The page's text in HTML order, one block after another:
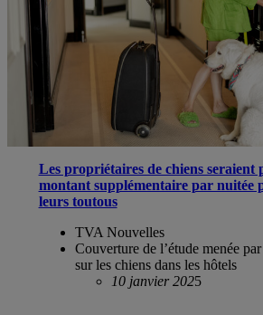
Les propriétaires de chiens seraient
montant supplémentaire par nuitée
leurs toutous
TVA Nouvelles
Couverture de l’étude menée
sur les chiens dans les hôtels
10 janvier 2025